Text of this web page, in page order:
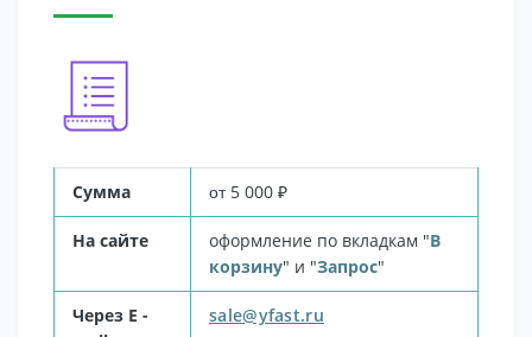
Сумма от 5 000 ₽
На сайте оформление по вкладкам "В
корзину" и "Запрос"
Через E -
sale@yfast.ru